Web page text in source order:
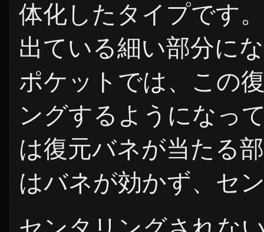
体化したタイプです
出ている細い部分に
ポケットでは、この
ングするようになっ
は復元バネが当たる
はバネが効かず、セ